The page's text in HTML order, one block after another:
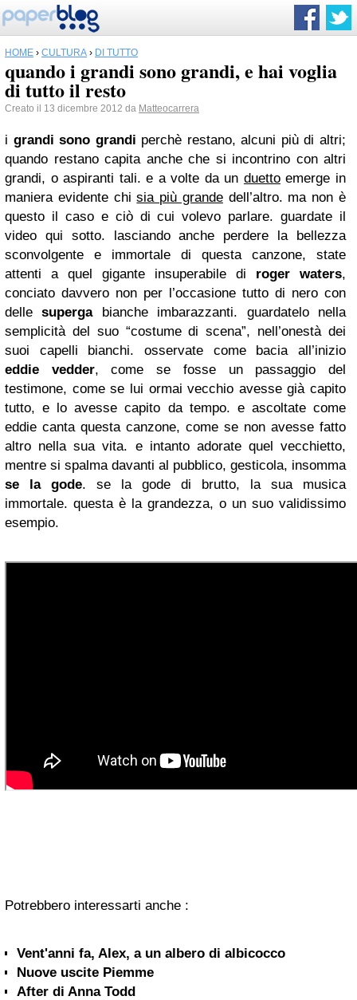
HOME › CULTURA › DI TUTTO
quando i grandi sono grandi, e hai voglia
di tutto il resto
Creato il 13 dicembre 2012 da Matteocarrera
i grandi sono grandi perchè restano, alcuni più di altri;
quando restano capita anche che si incontrino con altri
grandi, o aspiranti tali. e a volte da un duettoemerge in
maniera evidente chisia più grandedell’altro. ma non è
questo il caso e ciò di cui volevo parlare. guardate il
video qui sotto. lasciando anche perdere la bellezza
sconvolgente e immortale di questa canzone, state
attenti a quel gigante insuperabile di roger waters,
conciato davvero non per l’occasione tutto di nero con
dellesupergabianche imbarazzanti. guardatelo nella
semplicità del suo “costume di scena”, nell’onestà dei
suoi capelli bianchi. osservate come bacia all’inizio
eddie vedder, come se fosse un passaggio del
testimone, come se lui ormai vecchio avesse già capito
tutto, e lo avesse capito da tempo. e ascoltate come
eddie canta questa canzone, come se non avesse fatto
altro nella sua vita. e intanto adorate quel vecchietto,
mentre si spalma davanti al pubblico, gesticola, insomma
se la gode. se la gode di brutto, la sua musica
immortale. questa è la grandezza, o un suo validissimo
esempio.
Potrebbero interessarti anche :
Vent'anni fa, Alex, a un albero di albicocco
Nuove uscite Piemme
After di Anna Todd